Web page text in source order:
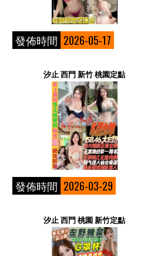
發佈時間 2026-05-17
汐止 西門 新竹 桃園定點
發佈時間 2026-03-29
汐止 西門 桃園 新竹定點